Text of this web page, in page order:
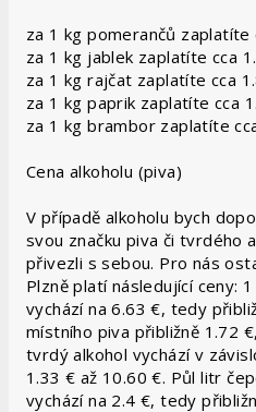
za 1 kg pomerančů zaplatíte
za 1 kg jablek zaplatíte cca
za 1 kg rajčat zaplatíte cca
za 1 kg paprik zaplatíte cca
za 1 kg brambor zaplatíte
Cena alkoholu (piva)
V případě alkoholu bych
svou značku piva či tvrdého
přivezli s sebou. Pro nás
Plzně platí následující ceny:
vychází na 6.63 €, tedy
místního piva přibližně 1.72
tvrdý alkohol vychází v
1.33 € až 10.60 €. Půl litr
vychází na 2.4 €, tedy